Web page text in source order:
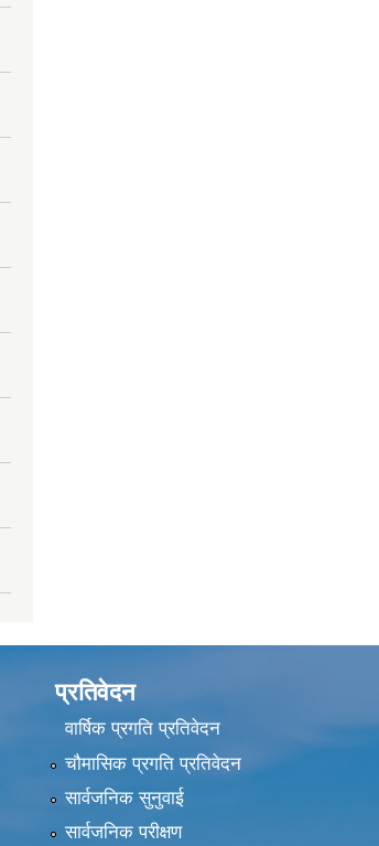
प्रतिवेदन
वार्षिक प्रगति प्रतिवेदन
चौमासिक प्रगति प्रतिवेदन
सार्वजनिक सुनुवाई
सार्वजनिक परीक्षण